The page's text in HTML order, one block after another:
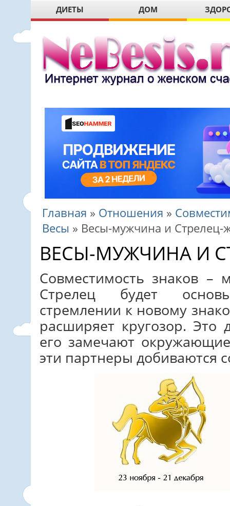
ДИЕТЫ ДОМ
Главная » Отношения »
Весы » Весы-мужчина и
ВЕСЫ-МУЖЧИНА И
Совместимость знаков
Стрелец будет
стремлении к новому
расширяет кругозор. Это
его замечают
эти партнеры добиваются